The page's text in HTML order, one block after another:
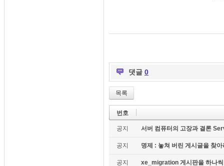
댓글 0
목록
번호
공지 서버 컴퓨터의 고장과 결론
공지 명제 : 놓쳐 버린 게시글을 찾
공지 xe_migration 게시판을 하나